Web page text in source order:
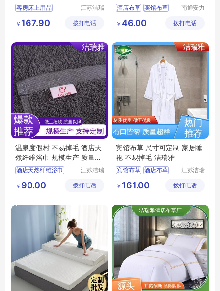
洁瑞雅
客房床上用品
酒店床上用品
江苏洁瑞
有限公司
￥ 167.90 拨打电话
民宿床护垫
酒店布草 宾馆布草
南通安力
技有限公
￥ 46.00 拨打电话
温泉度假村 不易掉毛 酒店天
然纤维浴巾 规模生产 质量保
障 洁瑞雅
酒店天然纤维浴巾
客房布草 酒店布草
江苏洁瑞
有限公司
￥ 90.00 拨打电话
宾馆布草 尺寸可定制 家居睡
袍 不易掉毛 洁瑞雅
宾馆布草 酒店布草
宾馆睡袍 酒店睡袍
江苏洁瑞
有限公司
￥ 161.00 拨打电话